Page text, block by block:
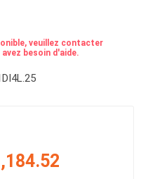
veuillez contacter
besoin d'aide.